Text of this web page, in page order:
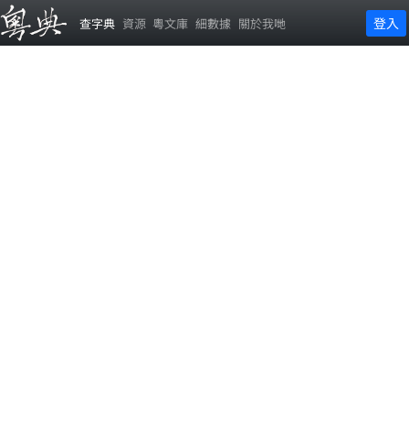
查字典 資源 粵文庫 細數據 關於我哋 登入